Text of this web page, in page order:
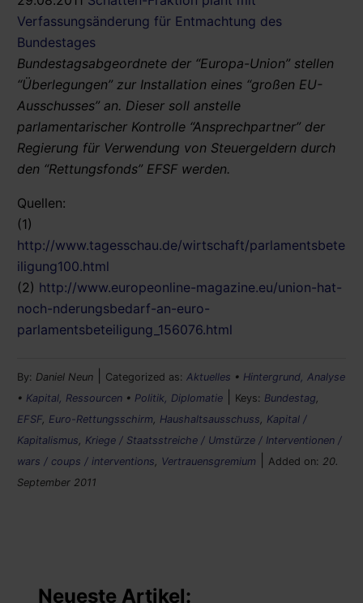
Verfassungsänderung für Entmachtung des
Bundestages
Bundestagsabgeordnete der “Europa-Union” stellen
“Überlegungen” zur Installation eines “großen EU-
Ausschusses” an. Dieser soll anstelle
parlamentarischer Kontrolle “Ansprechpartner” der
Regierung für Verwendung von Steuergeldern durch
den “Rettungsfonds” EFSF werden.
Quellen:
(1)
http://www.tagesschau.de/wirtschaft/parlamentsbete
iligung100.html
(2) http://www.europeonline-magazine.eu/union-hat-
noch-nderungsbedarf-an-euro-
parlamentsbeteiligung_156076.html
By: Daniel Neun Categorized as: Aktuelles • Hintergrund, Analyse
• Kapital, Ressourcen • Politik, Diplomatie Keys: Bundestag
EFSF Euro-Rettungsschirm Haushaltsausschuss
Kapital /
Kapitalismus
Kriege / Staatsstreiche / Umstürze / Interventionen /
wars / coups / interventions
Vertrauensgremium Added on: 20.
September 2011
Neueste Artikel: